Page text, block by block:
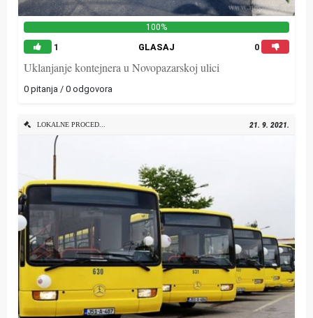
100%
1 GLASAJ 0
Uklanjanje kontejnera u Novopazarskoj ulici
0 pitanja / 0 odgovora
21. 9. 2021.